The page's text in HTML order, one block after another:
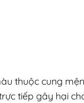
thuộc cung
tiếp gây hại